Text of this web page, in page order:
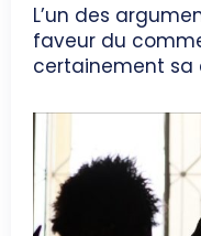
L’un des
faveur du
certainement sa